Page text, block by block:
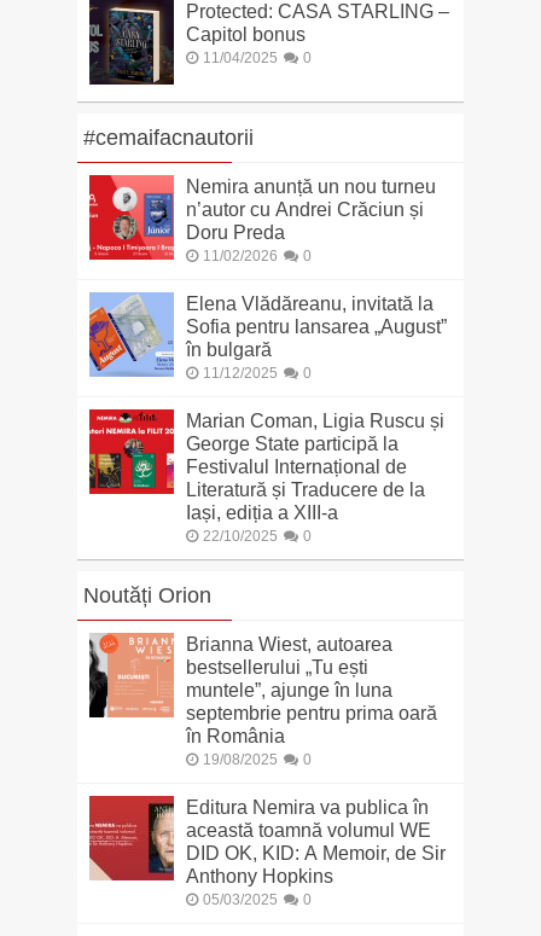
Protected: CASA STARLING –
Capitol bonus
11/04/2025 0
#cemaifacnautorii
Nemira anunță un nou turneu
n’autor cu Andrei Crăciun și
Doru Preda
11/02/2026 0
Elena Vlădăreanu, invitată la
Sofia pentru lansarea „August”
în bulgară
11/12/2025 0
Marian Coman, Ligia Ruscu și
George State participă la
Festivalul Internațional de
Literatură și Traducere de la
Iași, ediția a XIII-a
22/10/2025 0
Noutăți Orion
Brianna Wiest, autoarea
bestsellerului „Tu ești
muntele”, ajunge în luna
septembrie pentru prima oară
în România
19/08/2025 0
Editura Nemira va publica în
această toamnă volumul WE
DID OK, KID: A Memoir, de Sir
Anthony Hopkins
05/03/2025 0